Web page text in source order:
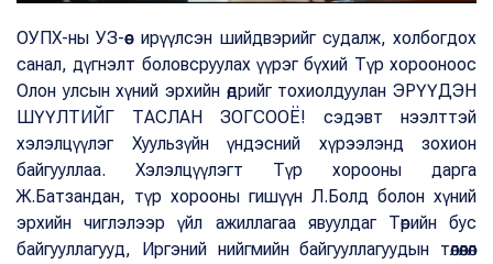
ОУПХ-ны УЗ-өөс ирүүлсэн шийдвэрийг судалж, холбогдох
санал, дүгнэлт боловсруулах үүрэг бүхий Түр хорооноос
Олон улсын хүний эрхийн өдрийг тохиолдуулан ЭРҮҮДЭН
ШҮҮЛТИЙГ ТАСЛАН ЗОГСООЁ! сэдэвт нээлттэй
хэлэлцүүлэг Хуульзүйн үндэсний хүрээлэнд зохион
байгууллаа. Хэлэлцүүлэгт Түр хорооны дарга
Ж.Батзандан, түр хорооны гишүүн Л.Болд болон хүний
эрхийн чиглэлээр үйл ажиллагаа явуулдаг Төрийн бус
байгууллагууд, Иргэний нийгмийн байгууллагуудын төлөөлөл